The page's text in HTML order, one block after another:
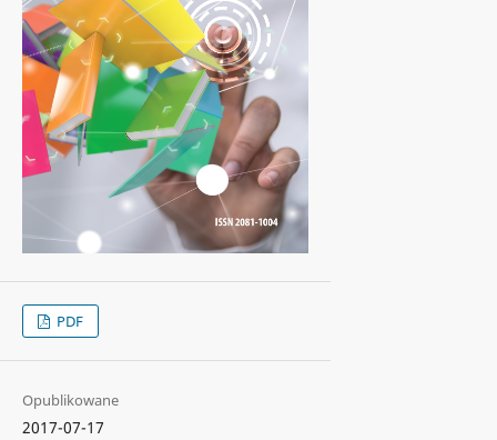
PDF
Opublikowane
2017-07-17